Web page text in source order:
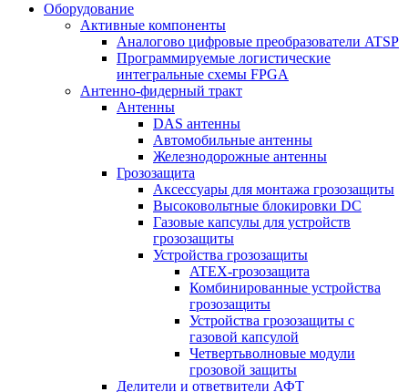
Оборудование
Активные компоненты
Аналогово цифровые преобразователи ATSP
Программируемые логистические
интегральные схемы FPGA
Антенно-фидерный тракт
Антенны
DAS антенны
Автомобильные антенны
Железнодорожные антенны
Грозозащита
Аксессуары для монтажа грозозащиты
Высоковольтные блокировки DC
Газовые капсулы для устройств
грозозащиты
Устройства грозозащиты
ATEX-грозозащита
Комбинированные устройства
грозозащиты
Устройства грозозащиты с
газовой капсулой
Четвертьволновые модули
грозовой защиты
Делители и ответвители АФТ